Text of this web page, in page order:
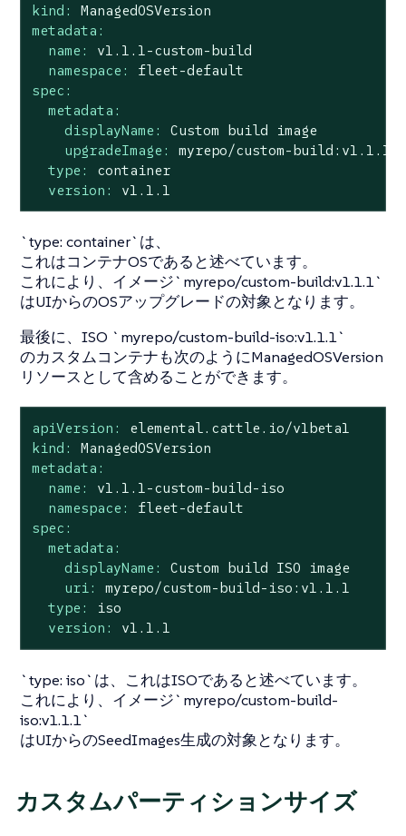
kind:
ManagedOSVersion
metadata:
name:
v1.1.1-custom-build
namespace:
fleet-default
spec:
metadata:
displayName:
Custom build
image
upgradeImage:
myrepo/custom-build:v1.1.1
type:
container
version:
v1.1.1
`type: container`は、
これはコンテナOSであると述べています。
これにより、イメージ`myrepo/custom-build:v1.1.1`
はUIからのOSアップグレードの対象となります。
最後に、ISO `myrepo/custom-build-iso:v1.1.1`
のカスタムコンテナも次のようにManagedOSVersion
リソースとして含めることができます。
apiVersion:
elemental.cattle.io/v1beta1
kind:
ManagedOSVersion
metadata:
name:
v1.1.1-custom-build-iso
namespace:
fleet-default
spec:
metadata:
displayName:
Custom build ISO
image
uri:
myrepo/custom-build-iso:v1.1.1
type:
iso
version:
v1.1.1
`type: iso`は、これはISOであると述べています。
これにより、イメージ`myrepo/custom-build-
iso:v1.1.1`
はUIからのSeedImages生成の対象となります。
カスタムパーティションサイズ